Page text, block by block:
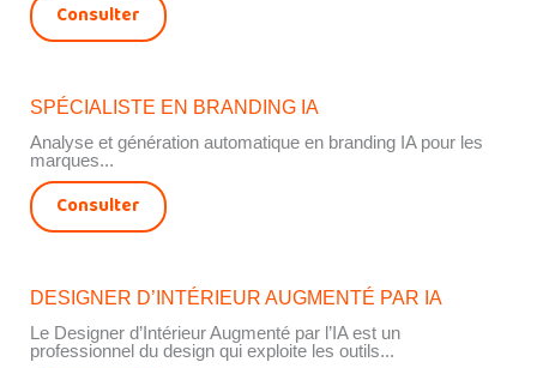
Consulter
SPÉCIALISTE EN BRANDING IA
Analyse et génération automatique en branding IA pour les
marques...
Consulter
DESIGNER D’INTÉRIEUR AUGMENTÉ PAR IA
Le Designer d’Intérieur Augmenté par l’IA est un
professionnel du design qui exploite les outils...